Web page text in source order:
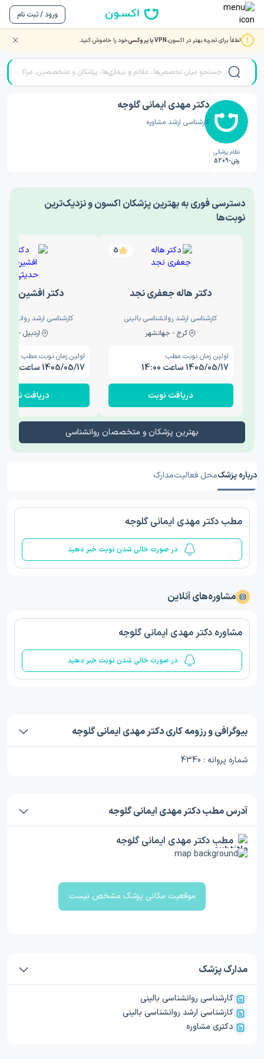
ورود / ثبت نام
لطفاً برای تجربه بهتر در اکسون،VPN یا پروکسی خود را خاموش کنید. صفحه اصلی/دکتر روانشناسی/دکتر مهدی ایمانی گلوجه
نظام پزشکی
رش-5209
دکتر مهدی ایمانی گلوجه
کارشناسی ارشد مشاوره
‎دسترسی فوری به بهترین پزشکان اکسون و نزدیک‌ترین
نوبت‌ها
5
دکتر هاله جعفری نجد
کارشناسی ارشد روانشناسی بالینی
کرج - جهانشهر
اولین زمان نوبت مطب:
1405/05/17 ساعت 14:00
دریافت نوبت
دکتر افشین
کارشناسی ارشد
اردبیل - والی
اولین زمان نوبت مطب:
1405/05/17 ساعت 15:00
دریافت نوبت
بهترین پزشکان و متخصصان روانشناسی
درباره پزشکمحل فعالیتمدارک
مطب دکتر مهدی ایمانی گلوجه
در صورت خالی شدن نوبت خبر دهید
مشاوره‌های آنلاین
مشاوره دکتر مهدی ایمانی گلوجه
در صورت خالی شدن نوبت خبر دهید
بیوگرافی و رزومه کاری دکتر مهدی ایمانی گلوجه
شماره پروانه : 4340
آدرس مطب دکتر مهدی ایمانی گلوجه
مطب دکتر مهدی ایمانی گلوجه
موقعیت مکانی پزشک مشخص نیست
مدارک پزشک
کارشناسی روانشناسی بالینی
کارشناسی ارشد روانشناسی بالینی
دکتری مشاوره